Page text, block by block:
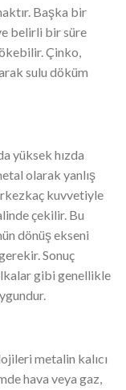
Başka bir
belirli bir süre
Çinko,
sulu döküm
yüksek hızda
olarak yanlış
kuvvetiyle
çekilir. Bu
dönüş ekseni
Sonuç
gibi genellikle
metalin kalıcı
hava veya gaz,